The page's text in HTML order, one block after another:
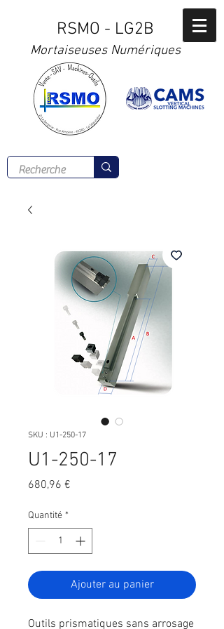
RSMO - LG2B
Mortaiseuses Numériques
SKU : U1-250-17
U1-250-17
680,96 €
Quantité *
Ajouter au panier
Outils prismatiques sans arrosage